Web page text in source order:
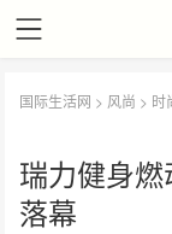
国际生活网 > 风尚 > 时
瑞力健身
落幕